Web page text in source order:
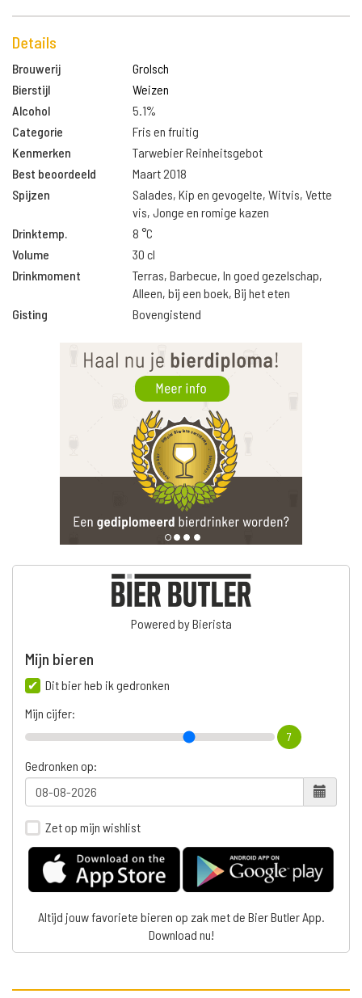
Details
Brouwerij
Grolsch
Bierstijl
Weizen
Alcohol
5.1%
Categorie
Fris en fruitig
Kenmerken
Tarwebier Reinheitsgebot
Best beoordeeld
Maart 2018
Spijzen
Salades, Kip en gevogelte, Witvis, Vette
vis, Jonge en romige kazen
Drinktemp.
8 °C
Volume
30 cl
Drinkmoment
Terras, Barbecue, In goed gezelschap,
Alleen, bij een boek, Bij het eten
Gisting
Bovengistend
Powered by Bierista
Mijn bieren
Dit bier heb ik gedronken
Mijn cijfer:
7
Gedronken op:
Zet op mijn wishlist
Altijd jouw favoriete bieren op zak met de Bier Butler App.
Download nu!